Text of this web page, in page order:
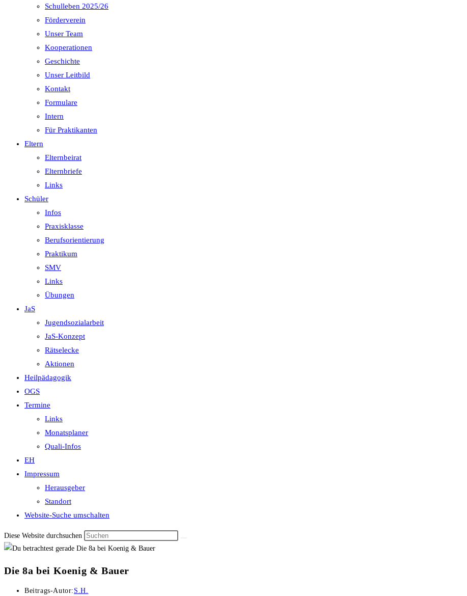
Schulleben 2025/26
Förderverein
Unser Team
Kooperationen
Geschichte
Unser Leitbild
Kontakt
Formulare
Intern
Für Praktikanten
Eltern
Elternbeirat
Elternbriefe
Links
Schüler
Infos
Praxisklasse
Berufsorientierung
Praktikum
SMV
Links
Übungen
JaS
Jugendsozialarbeit
JaS-Konzept
Rätselecke
Aktionen
Heilpädagogik
OGS
Termine
Links
Monatsplaner
Quali-Infos
EH
Impressum
Herausgeber
Standort
Website-Suche umschalten
Diese Website durchsuchen
Die 8a bei Koenig & Bauer
Beitrags-Autor: S.H.